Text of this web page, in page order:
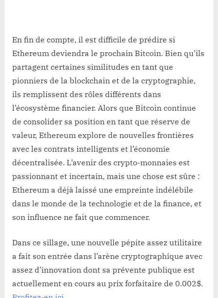
En fin de compte, il est difficile de prédire si
Ethereum deviendra le prochain Bitcoin. Bien qu’ils
partagent certaines similitudes en tant que
pionniers de la blockchain et de la cryptographie,
ils remplissent des rôles différents dans
l’écosystème financier. Alors que Bitcoin continue
de consolider sa position en tant que réserve de
valeur, Ethereum explore de nouvelles frontières
avec les contrats intelligents et l’économie
décentralisée. L’avenir des crypto-monnaies est
passionnant et incertain, mais une chose est sûre :
Ethereum a déjà laissé une empreinte indélébile
dans le monde de la technologie et de la finance, et
son influence ne fait que commencer.
Dans ce sillage, une nouvelle pépite assez utilitaire
a fait son entrée dans l’arène cryptographique avec
assez d’innovation dont sa prévente publique est
actuellement en cours au prix forfaitaire de 0.002$.